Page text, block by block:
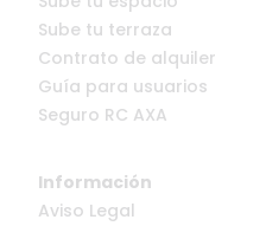
Sube tu terraza
Contrato de alquiler
Guía para usuarios
Seguro RC AXA
Información
Aviso Legal